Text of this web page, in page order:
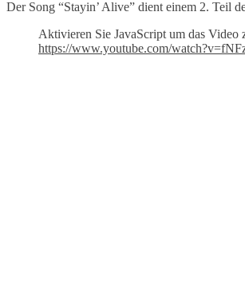
Der Song “Stayin’ Alive” dient einem 2. Teil
Aktivieren Sie JavaScript um das Video
https://www.youtube.com/